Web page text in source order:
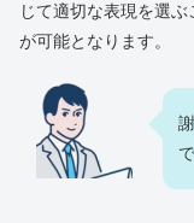
じて適切な表現を選
が可能となります。